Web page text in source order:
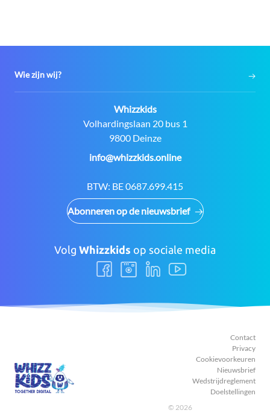
Wie zijn wij?
Contact:
Whizzkids
Adres:
Volhardingslaan 20 bus 1
9800 Deinze
E-
info@whizzkids.online
BTW: BE 0687.699.415
Abonneren op de nieuwsbrief
Volg Whizzkids op sociale media
Volg
ons
Volg
ons
Volg
ons
Volg
ons
Contact
Privacy
Cookievoorkeuren
Nieuwsbrief
Wedstrijdreglement
Doelstellingen
© 2026